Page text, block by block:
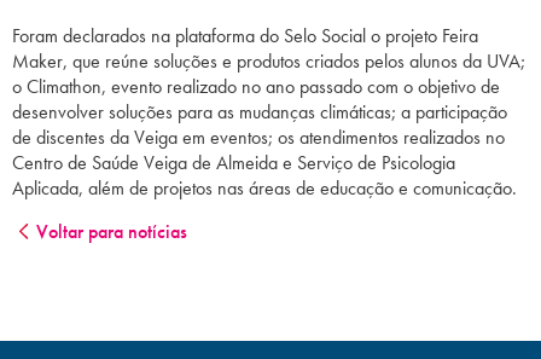
Foram declarados na plataforma do Selo Social o projeto Feira
Maker, que reúne soluções e produtos criados pelos alunos da UVA;
o Climathon, evento realizado no ano passado com o objetivo de
desenvolver soluções para as mudanças climáticas; a participação
de discentes da Veiga em eventos; os atendimentos realizados no
Centro de Saúde Veiga de Almeida e Serviço de Psicologia
Aplicada, além de projetos nas áreas de educação e comunicação.
Voltar para notícias